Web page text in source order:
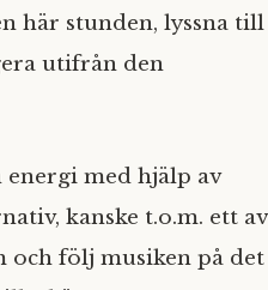
här stunden, lyssna till
utifrån den
med hjälp av
kanske t.o.m. ett av
och följ musiken på det